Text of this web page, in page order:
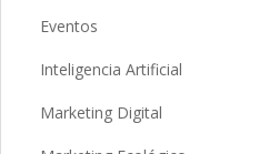
Eventos
Inteligencia Artificial
Marketing Digital